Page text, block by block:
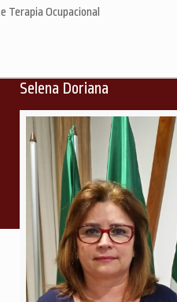
e Terapia Ocupacional
Selena Doriana